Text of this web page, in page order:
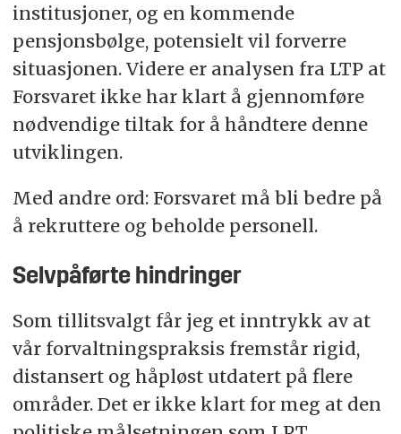
institusjoner, og en kommende
pensjonsbølge, potensielt vil forverre
situasjonen. Videre er analysen fra LTP at
Forsvaret ikke har klart å gjennomføre
nødvendige tiltak for å håndtere denne
utviklingen.
Med andre ord: Forsvaret må bli bedre på
å rekruttere og beholde personell.
Selvpåførte hindringer
Som tillitsvalgt får jeg et inntrykk av at
vår forvaltningspraksis fremstår rigid,
distansert og håpløst utdatert på flere
områder. Det er ikke klart for meg at den